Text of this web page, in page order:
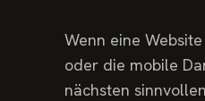
Wenn eine
oder die mobile
nächsten